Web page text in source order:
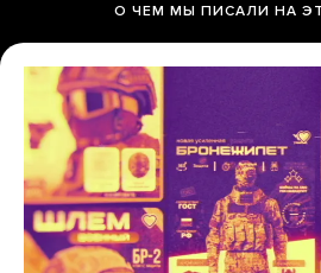
О ЧЕМ МЫ ПИСАЛИ НА